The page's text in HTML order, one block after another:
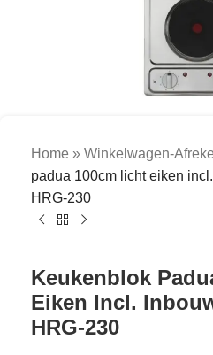
Home » Winkelwagen-
padua 100cm licht eiken
HRG-230
Keukenblok
Eiken Incl.
HRG-230